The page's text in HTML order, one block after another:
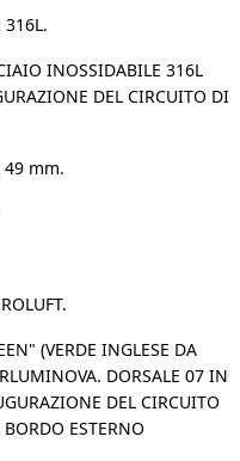
316L.
INOSSIDABILE 316L
DEL CIRCUITO DI
mm.
(VERDE INGLESE DA
DORSALE 07 IN
DEL CIRCUITO
ESTERNO